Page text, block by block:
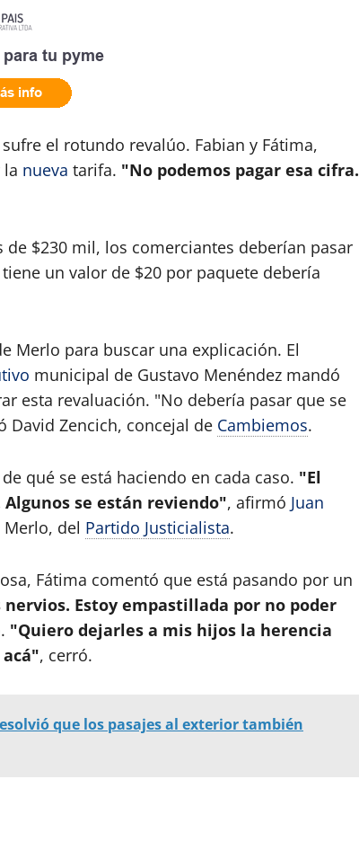
el rotundo revalúo. Fabian y Fátima,
la nueva tarifa. "No podemos pagar esa cifra.
$230 mil, los comerciantes deberían pasar
un valor de $20 por paquete debería
Merlo para buscar una explicación. El
municipal de Gustavo Menéndez mandó
esta revaluación. "No debería pasar que se
David Zencich, concejal de Cambiemos.
qué se está haciendo en cada caso. "El
se están reviendo", afirmó Juan
Merlo, del Partido Justicialista.
Fátima comentó que está pasando por un
nervios. Estoy empastillada por no poder
"Quiero dejarles a mis hijos la herencia
, cerró.
que los pasajes al exterior también